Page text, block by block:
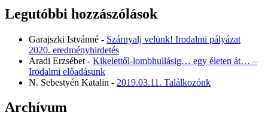
Legutóbbi hozzászólások
Garajszki Istvánné - Szárnyalj velünk! Irodalmi pályázat
2020. eredményhirdetés
Aradi Erzsébet - Kikelettől-lombhullásig… egy életen át… –
Irodalmi előadásunk
N. Sebestyén Katalin - 2019.03.11. Találkozónk
Archívum